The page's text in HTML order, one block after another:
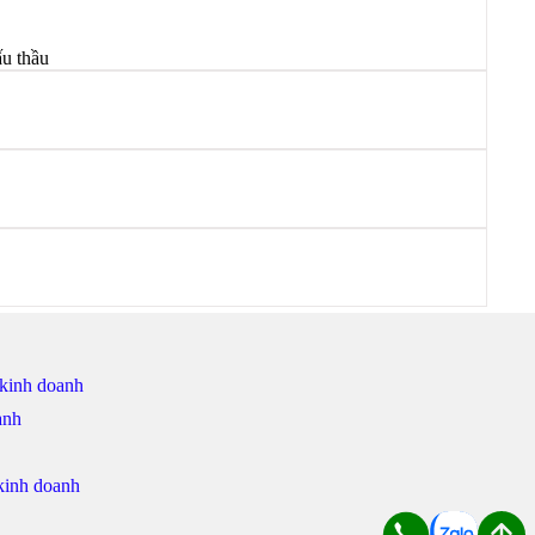
thầu
doanh
doanh